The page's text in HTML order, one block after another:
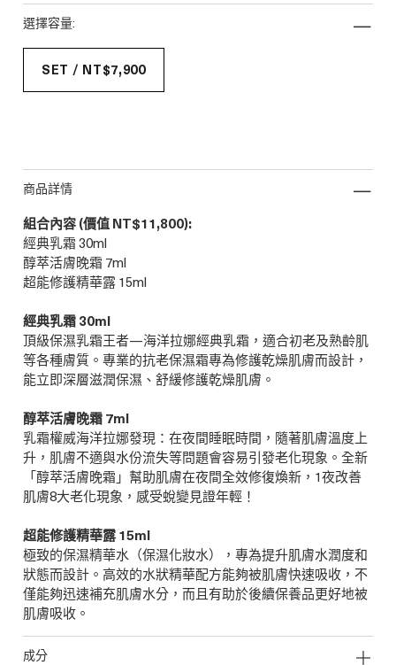
選擇容量:
SET / NT$7,900
商品詳情
組合內容 (價值 NT$11,800):
經典乳霜 30ml
醇萃活膚晚霜 7ml
超能修護精華露 15ml
經典乳霜 30ml
頂級保濕乳霜王者—海洋拉娜經典乳霜，適合初老及熟齡肌
等各種膚質。專業的抗老保濕霜專為修護乾燥肌膚而設計，
能立即深層滋潤保濕、舒緩修護乾燥肌膚。
醇萃活膚晚霜 7ml
乳霜權威海洋拉娜發現：在夜間睡眠時間，隨著肌膚溫度上
升，肌膚不適與水份流失等問題會容易引發老化現象。全新
「醇萃活膚晚霜」幫助肌膚在夜間全效修復煥新，1夜改善
肌膚8大老化現象，感受蛻變見證年輕！
超能修護精華露 15ml
極致的保濕精華水（保濕化妝水），專為提升肌膚水潤度和
狀態而設計。高效的水狀精華配方能夠被肌膚快速吸收，不
僅能夠迅速補充肌膚水分，而且有助於後續保養品更好地被
肌膚吸收。
成分